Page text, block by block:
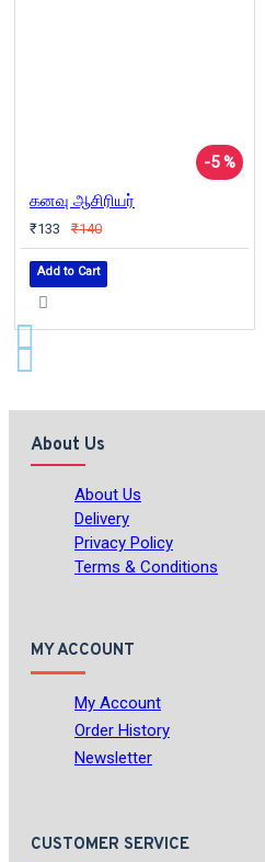
-5 %
கனவு ஆசிரியர்
₹133 ₹140
Add to Cart
About Us
About Us
Delivery
Privacy Policy
Terms & Conditions
MY ACCOUNT
My Account
Order History
Newsletter
CUSTOMER SERVICE